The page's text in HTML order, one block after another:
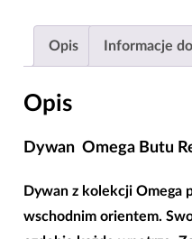
Wełny
|
Opis Informacje
Opis
Dywan Omega Butu
Dywan z kolekcji Omega
wschodnim orientem.